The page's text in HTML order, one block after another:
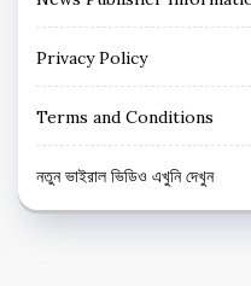
Privacy Policy
Terms and Conditions
নতুন ভাইরাল ভিডিও এখুনি দেখুন